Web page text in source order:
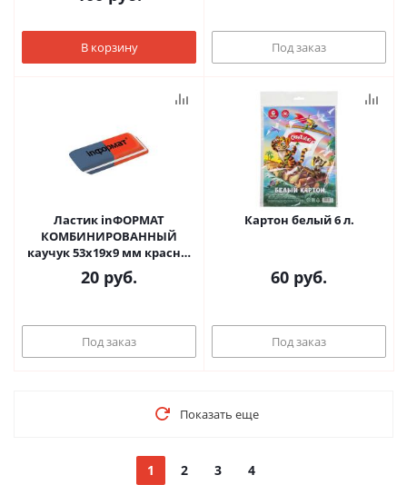
В корзину Под заказ
Ластик inФОРМАТ
КОМБИНИРОВАННЫЙ
каучук 53х19х9 мм красно-
синий комбин. скошенный
20 руб.
Под заказ
Картон белый 6 л.
60 руб.
Под заказ
Показать еще
1 2 3 4